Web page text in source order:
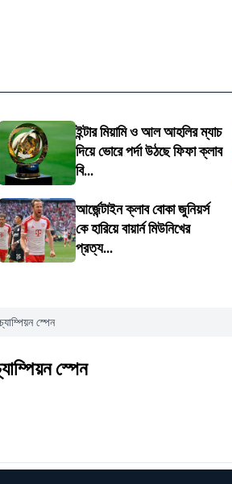
ইন্টার মিয়ামি ও আল আহলির ম্যাচ
দিয়ে ভোরে পর্দা উঠছে ফিফা ক্লাব
বি...
আর্জেন্টাইন ক্লাব বোকা জুনিয়র্স
কে হারিয়ে বায়ার্ন মিউনিখের
প্রত্য...
স্পেন
স্পেন